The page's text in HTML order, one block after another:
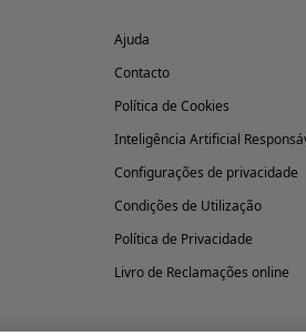
Ajuda
Contacto
Política de Cookies
Inteligência Artificial
Configurações de privacidade
Condições de Utilização
Política de Privacidade
Livro de Reclamações online